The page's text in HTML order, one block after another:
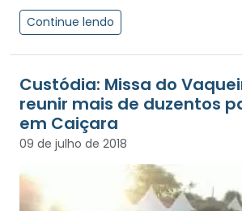
Continue lendo
Custódia: Missa do
reunir mais de duzentos
em Caiçara
09 de julho de 2018